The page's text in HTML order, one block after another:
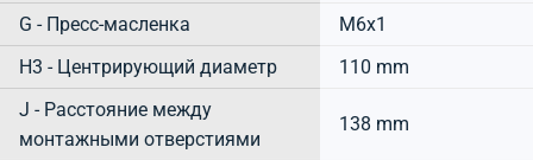
G - Пресс-масленка
M6x1
H3 - Центрирующий диаметр
110 mm
J - Расстояние между
монтажными отверстиями
138 mm